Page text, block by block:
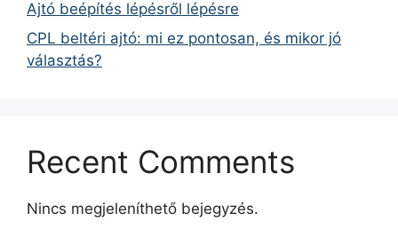
Ajtó beépítés lépésről lépésre
CPL beltéri ajtó: mi ez pontosan, és mikor jó
választás?
Recent Comments
Nincs megjeleníthető bejegyzés.